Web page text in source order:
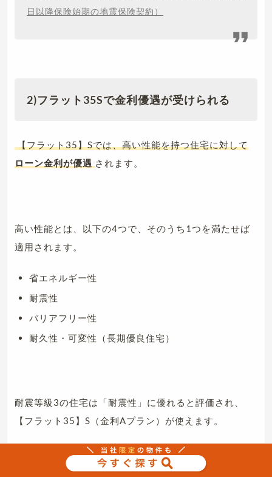
日以降保険始期の地震保険契約）
2)フラット35Sで金利優遇が受けられる
【フラット35】Sでは、高い性能を持つ住宅に対して
ローン金利が優遇 されます。
高い性能とは、以下の4つで、そのうち1つを満たせば
適用されます。
省エネルギー性
耐震性
バリアフリー性
耐久性・可変性（長期優良住宅）
耐震等級3の住宅は「耐震性」に優れると評価され、
【フラット35】S（金利Aプラン）が使えます。
フラット35と比較して、金利が非常に有利です。